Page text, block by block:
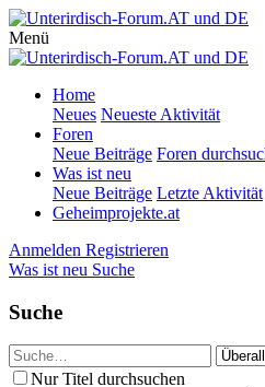
Menü
Home
Neues Neueste Aktivität
Foren
Neue Beiträge Foren
Was ist neu
Neue Beiträge Letzte Aktivität
Geheimprojekte.at
Anmelden Registrieren
Was ist neu Suche
Suche
Nur Titel durchsuchen